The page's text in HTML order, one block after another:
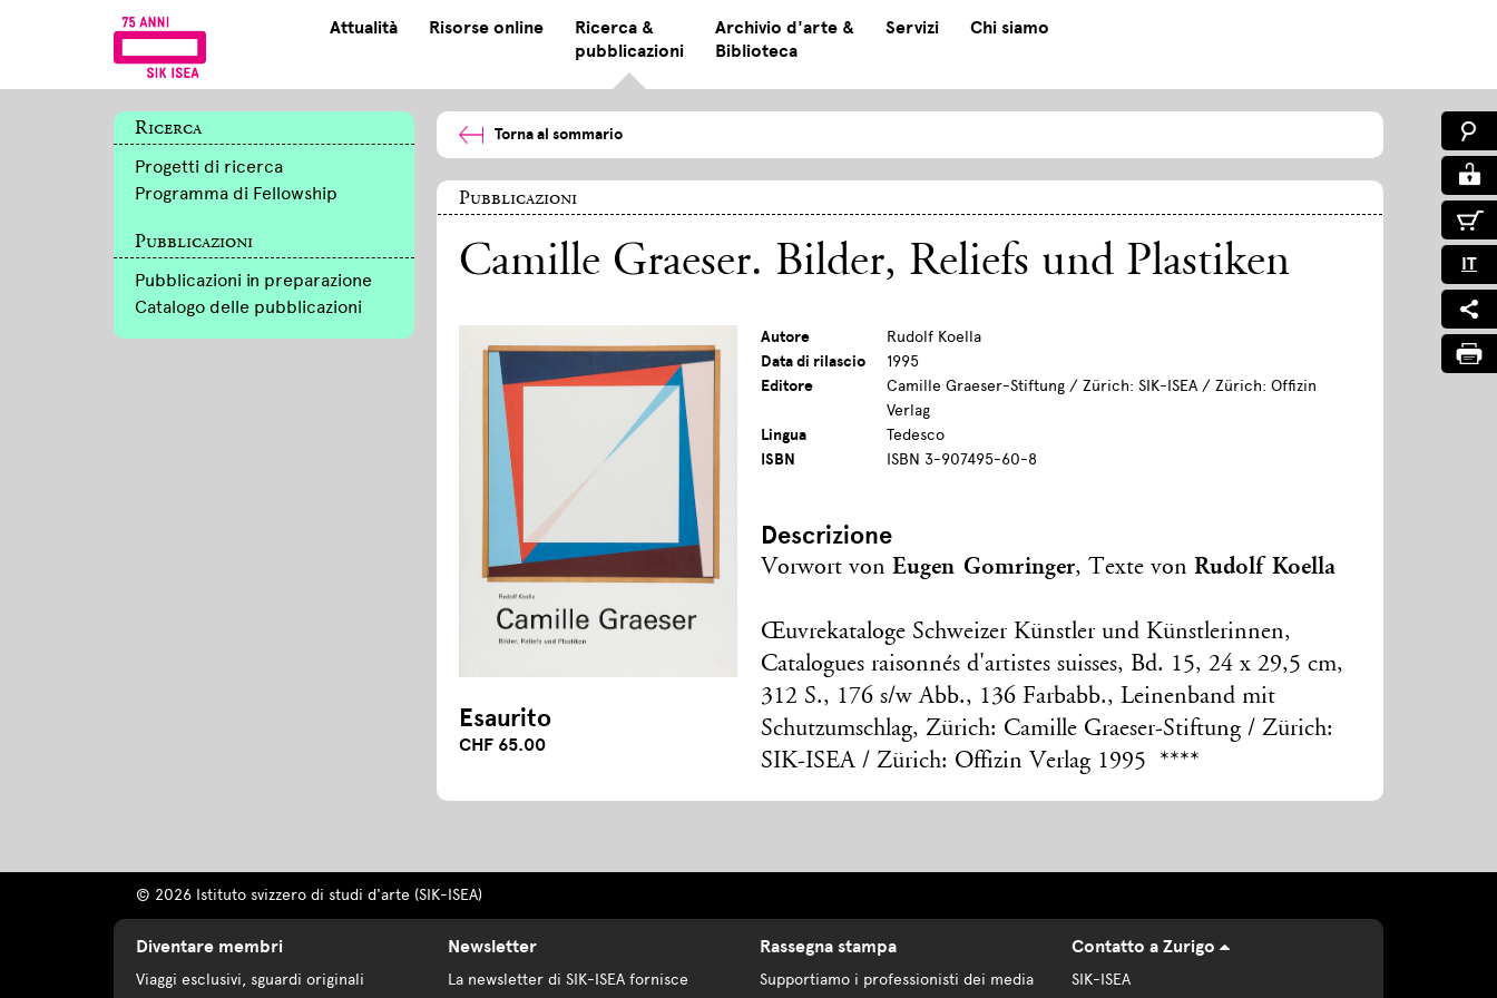
Attualità Risorse online
Ricerca &
pubblicazioni
Archivio d'arte &
Biblioteca
Servizi Chi siamo
IT
Ricerca
Progetti di ricerca
Programma di Fellowship
Pubblicazioni
Pubblicazioni in preparazione
Catalogo delle pubblicazioni
Torna al sommario
Pubblicazioni
Camille Graeser. Bilder, Reliefs und Plastiken
Esaurito
CHF 65.00
Autore
Rudolf Koella
Data di rilascio
1995
Editore
Camille Graeser-Stiftung / Zürich: SIK-ISEA / Zürich: Offizin
Verlag
Lingua
Tedesco
ISBN
ISBN 3-907495-60-8
Descrizione
Vorwort vonEugen Gomringer, Texte vonRudolf Koella
Œuvrekataloge Schweizer Künstler und Künstlerinnen,
Catalogues raisonnés d'artistes suisses, Bd. 15, 24 x 29,5 cm,
312 S., 176 s/w Abb., 136 Farbabb., Leinenband mit
Schutzumschlag, Zürich: Camille Graeser-Stiftung / Zürich:
SIK-ISEA / Zürich: Offizin Verlag 1995 ****
© 2026 Istituto svizzero di studi d'arte (SIK-ISEA)
Diventare membri
Viaggi esclusivi, sguardi originali
Newsletter
La newsletter di SIK-ISEA fornisce
Rassegna stampa
Supportiamo i professionisti dei media
Contatto a Zurigo
SIK-ISEA